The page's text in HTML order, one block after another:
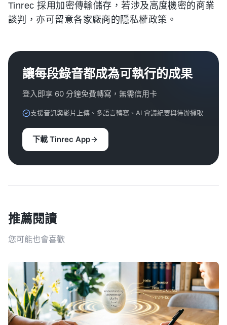
Tinrec 採用加密傳輸儲存，若涉及高度機密的商業
談判，亦可留意各家廠商的隱私權政策。
讓每段錄音都成為可執行的成果
登入即享 60 分鐘免費轉寫，無需信用卡
支援音訊與影片上傳、多語言轉寫、AI 會議紀要與待辦擷取
下載 Tinrec App
推薦閱讀
您可能也會喜歡